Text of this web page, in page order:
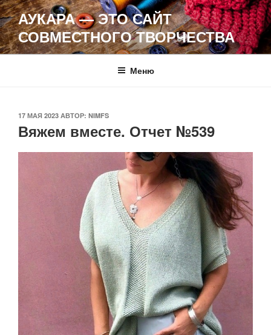
Перейти
к
содержимому
АУКАРА — ЭТО САЙТ
СОВМЕСТНОГО ТВОРЧЕСТВА
Меню
ОПУБЛИКОВАНО
17 МАЯ 2023 АВТОР: NIMFS
Вяжем вместе. Отчет №539